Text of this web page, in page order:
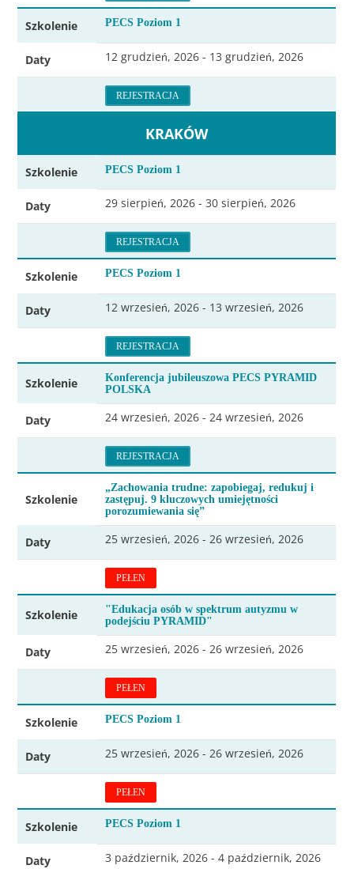
Szkolenie PECS Poziom 1
Daty 12 grudzień, 2026 - 13 grudzień, 2026
REJESTRACJA
KRAKÓW
Szkolenie PECS Poziom 1
Daty 29 sierpień, 2026 - 30 sierpień, 2026
REJESTRACJA
Szkolenie PECS Poziom 1
Daty 12 wrzesień, 2026 - 13 wrzesień, 2026
REJESTRACJA
Szkolenie
Konferencja jubileuszowa PECS PYRAMID
POLSKA
Daty 24 wrzesień, 2026 - 24 wrzesień, 2026
REJESTRACJA
Szkolenie
„Zachowania trudne: zapobiegaj, redukuj i
zastępuj. 9 kluczowych umiejętności
porozumiewania się”
Daty 25 wrzesień, 2026 - 26 wrzesień, 2026
PEŁEN
Szkolenie
"Edukacja osób w spektrum autyzmu w
podejściu PYRAMID"
Daty 25 wrzesień, 2026 - 26 wrzesień, 2026
PEŁEN
Szkolenie PECS Poziom 1
Daty 25 wrzesień, 2026 - 26 wrzesień, 2026
PEŁEN
Szkolenie PECS Poziom 1
Daty 3 październik, 2026 - 4 październik, 2026